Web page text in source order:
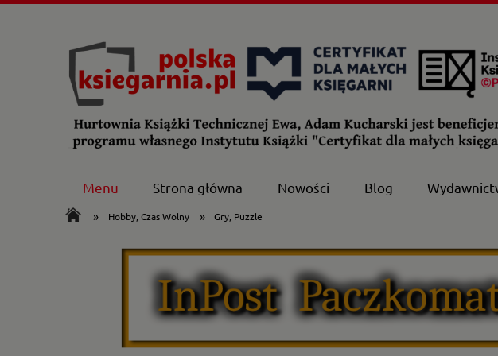
Menu Strona główna Nowości Blog
» Hobby, Czas Wolny » Gry, Puzzle